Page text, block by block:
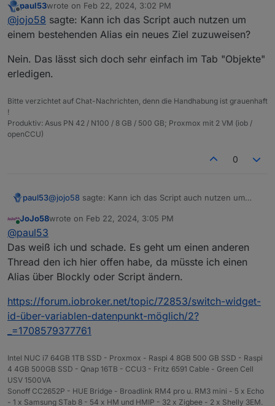
Moin, bin eben auf dein Script gestoßen. Kurze Frage.
Kann ich das Script auch nutzen um einem
bestehenden Alias ein neues Ziel zuzuweisen? Also
überschrieben wird?
Offline
paul53wrote on Feb 22, 2024, 3:02 PM
last edited by
@jojo58 sagte: Kann ich das Script auch nutzen um
einem bestehenden Alias ein neues Ziel zuzuweisen?
Nein. Das lässt sich doch sehr einfach im Tab "Objekte"
erledigen.
Bitte verzichtet auf Chat-Nachrichten, denn die Handhabung ist grauenhaft
!
Produktiv: Asus PN 42 / N100 / 8 GB / 500 GB; Proxmox mit 2 VM (iob /
openCCU)
0
paul53@jojo58 sagte: Kann ich das Script auch nutzen um
Nein. Das lässt sich doch sehr einfach im Tab "Objekte"
Online
JoJo58wrote on Feb 22, 2024, 3:05 PM
last edited by
@paul53
Das weiß ich und schade. Es geht um einen anderen
Thread den ich hier offen habe, da müsste ich einen
Alias über Blockly oder Script ändern.
https://forum.iobroker.net/topic/72853/switch-widget-
id-über-variablen-datenpunkt-möglich/2?
_=1708579377761
Intel NUC i7 64GB 1TB SSD - Proxmox - Raspi 4 8GB 500 GB SSD - Raspi
4 4GB 500GB SSD - Qnap 16TB - CCU3 - Fritz 6591 Cable - Green Cell
USV 1500VA
Sonoff CC2652P - HUE Bridge - Broadlink RM4 pro u. RM3 mini - 5 x Echo
- 1 x Samsung STab 8 - 54 x HM und HMIP - 32 x Zigbee - 2 x Shelly 3EM.